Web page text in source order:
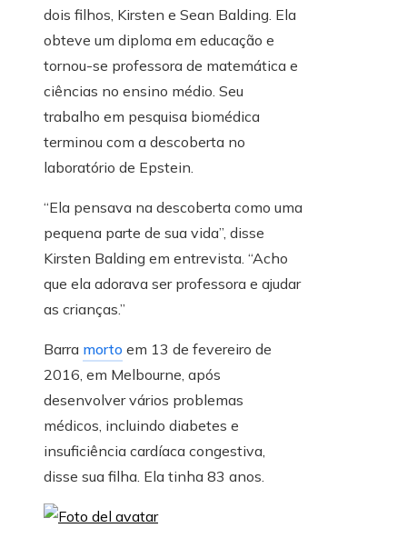
dois filhos, Kirsten e Sean Balding. Ela
obteve um diploma em educação e
tornou-se professora de matemática e
ciências no ensino médio. Seu
trabalho em pesquisa biomédica
terminou com a descoberta no
laboratório de Epstein.
“Ela pensava na descoberta como uma
pequena parte de sua vida”, disse
Kirsten Balding em entrevista. “Acho
que ela adorava ser professora e ajudar
as crianças.”
Barra morto em 13 de fevereiro de
2016, em Melbourne, após
desenvolver vários problemas
médicos, incluindo diabetes e
insuficiência cardíaca congestiva,
disse sua filha. Ela tinha 83 anos.